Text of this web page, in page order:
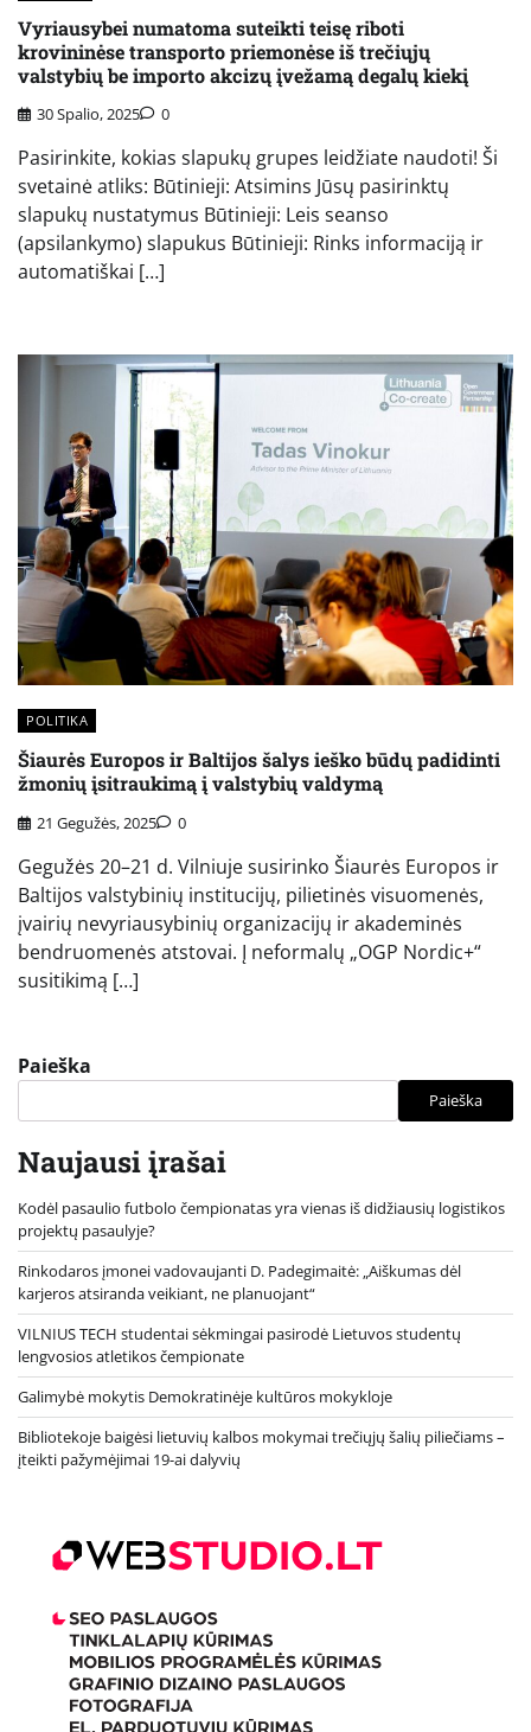
Vyriausybei numatoma suteikti teisę riboti
krovininėse transporto priemonėse iš trečiųjų
valstybių be importo akcizų įvežamą degalų kiekį
30 Spalio, 2025 0
Pasirinkite, kokias slapukų grupes leidžiate naudoti! Ši
svetainė atliks: Būtinieji: Atsimins Jūsų pasirinktų
slapukų nustatymus Būtinieji: Leis seanso
(apsilankymo) slapukus Būtinieji: Rinks informaciją ir
automatiškai […]
POLITIKA
Šiaurės Europos ir Baltijos šalys ieško būdų padidinti
žmonių įsitraukimą į valstybių valdymą
21 Gegužės, 2025 0
Gegužės 20–21 d. Vilniuje susirinko Šiaurės Europos ir
Baltijos valstybinių institucijų, pilietinės visuomenės,
įvairių nevyriausybinių organizacijų ir akademinės
bendruomenės atstovai. Į neformalų „OGP Nordic+“
susitikimą […]
Paieška
Paieška
Naujausi įrašai
Kodėl pasaulio futbolo čempionatas yra vienas iš didžiausių logistikos
projektų pasaulyje?
Rinkodaros įmonei vadovaujanti D. Padegimaitė: „Aiškumas dėl
karjeros atsiranda veikiant, ne planuojant“
VILNIUS TECH studentai sėkmingai pasirodė Lietuvos studentų
lengvosios atletikos čempionate
Galimybė mokytis Demokratinėje kultūros mokykloje
Bibliotekoje baigėsi lietuvių kalbos mokymai trečiųjų šalių piliečiams –
įteikti pažymėjimai 19-ai dalyvių